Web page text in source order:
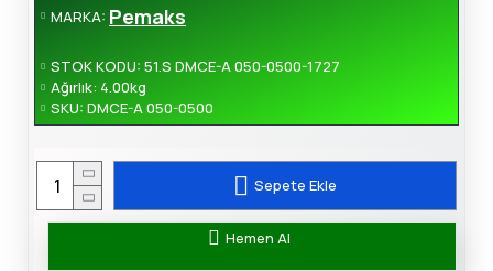
MARKA: Pemaks
STOK KODU: 51.S DMCE-A 050-0500-1727
Ağırlık: 4.00kg
SKU: DMCE-A 050-0500
Sepete Ekle
Hemen Al